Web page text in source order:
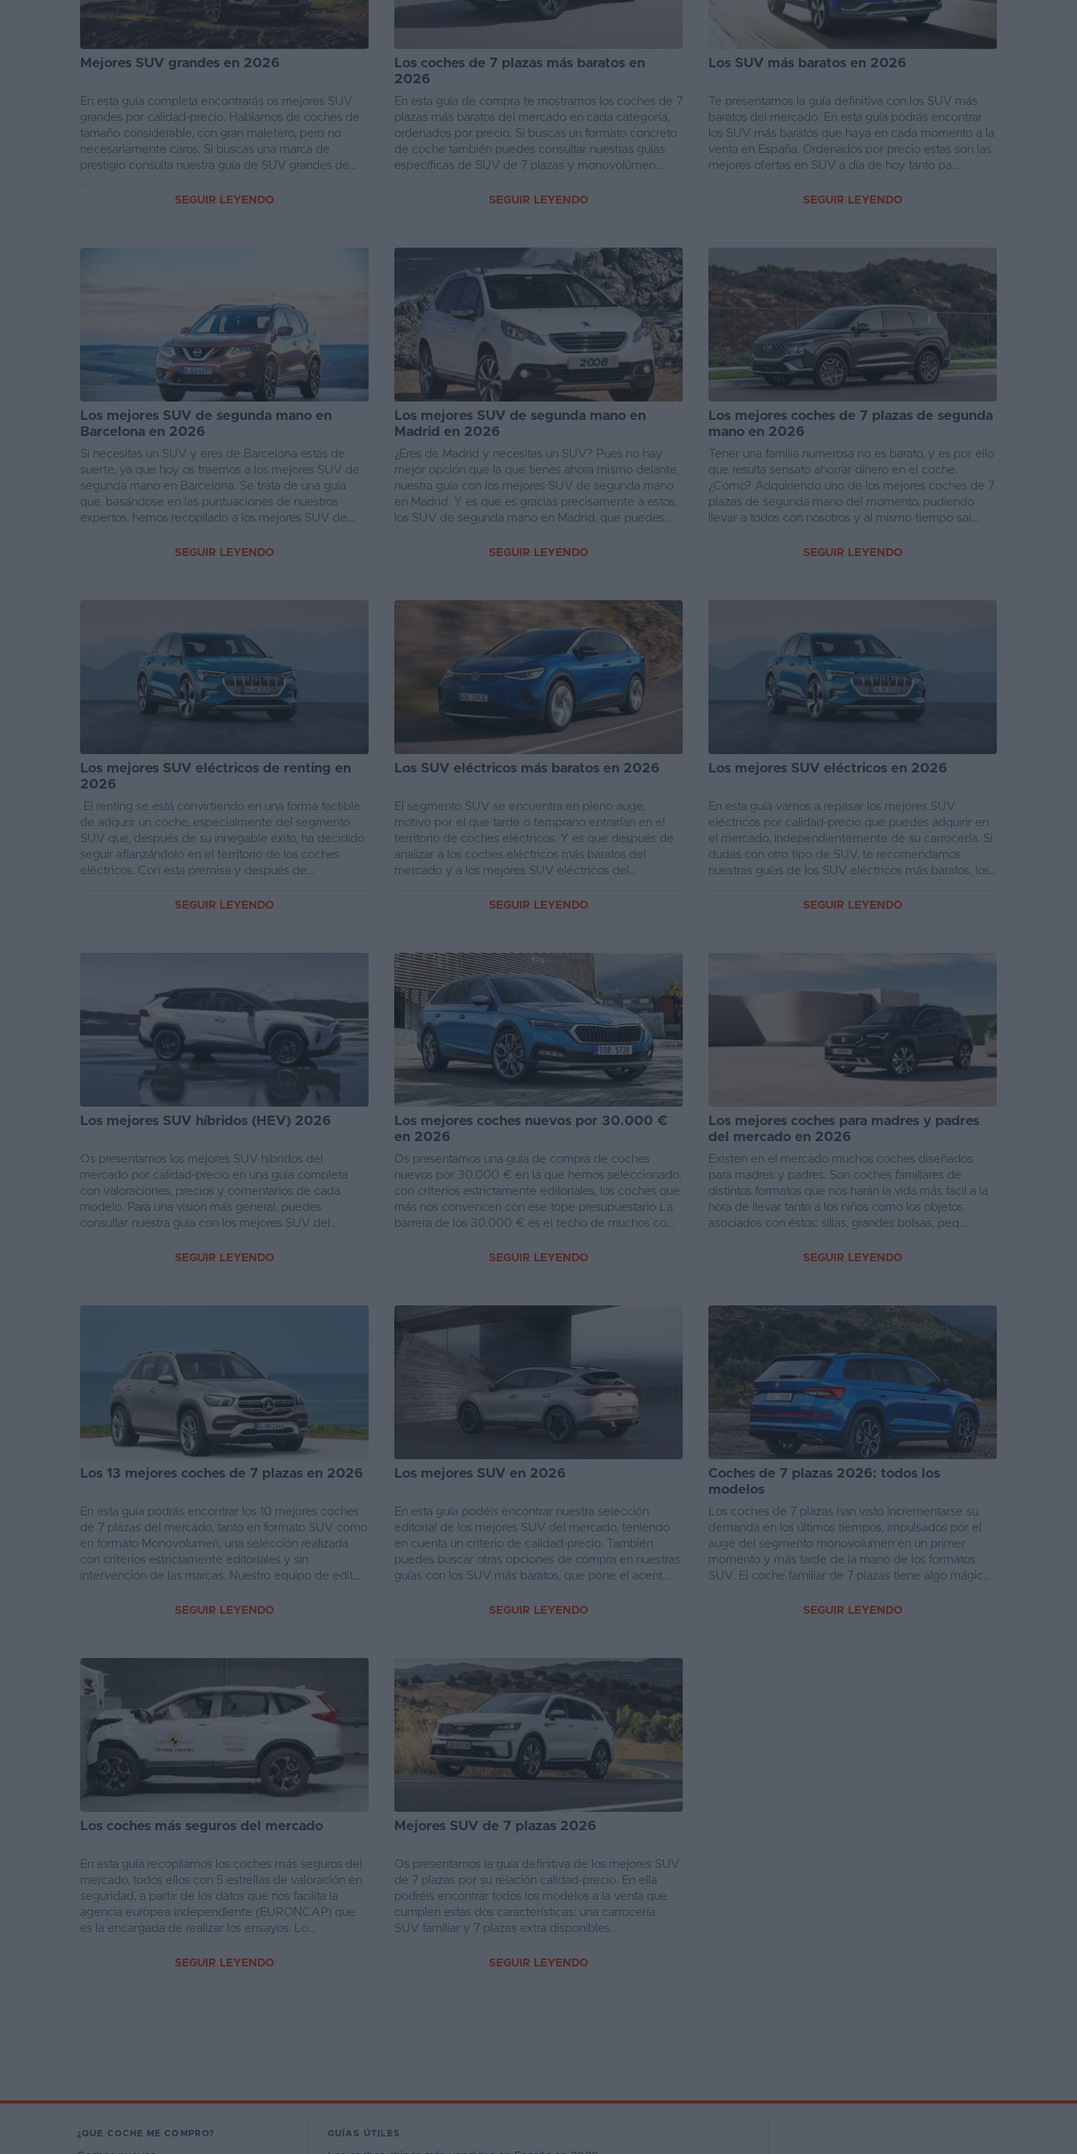
Concesionarios
Mejores SUV grandes en 2026
En esta guía completa encontrarás os mejores SUV
grandes por calidad-precio. Hablamos de coches de
tamaño considerable, con gran maletero, pero no
necesariamente caros. Si buscas una marca de
prestigio consulta nuestra guía de SUV grandes de
SEGUIR LEYENDO
Los coches de 7 plazas más baratos en
2026
En esta guía de compra te mostramos los coches de 7
plazas más baratos del mercado en cada categoría,
ordenados por precio. Si buscas un formato concreto
de coche también puedes consultar nuestras guías
específicas de SUV de 7 plazas y monovolúmen...
SEGUIR LEYENDO
Los SUV más baratos en 2026
Te presentamos la guía definitiva con los SUV más
baratos del mercado. En esta guía podrás encontrar
los SUV más baratos que haya en cada momento a la
venta en España. Ordenados por precio estas son las
mejores ofertas en SUV a día de hoy tanto pa...
SEGUIR LEYENDO
Los mejores SUV de segunda mano en
Barcelona en 2026
Si necesitas un SUV y eres de Barcelona estás de
suerte, ya que hoy os traemos a los mejores SUV de
segunda mano en Barcelona. Se trata de una guía
que, basándose en las puntuaciones de nuestros
expertos, hemos recopilado a los mejores SUV de
SEGUIR LEYENDO
Los mejores SUV de segunda mano en
Madrid en 2026
¿Eres de Madrid y necesitas un SUV? Pues no hay
mejor opción que la que tienes ahora mismo delante,
nuestra guía con los mejores SUV de segunda mano
en Madrid. Y es que es gracias precisamente a estos,
los SUV de segunda mano en Madrid, que puedes...
SEGUIR LEYENDO
Los mejores coches de 7 plazas de segunda
mano en 2026
Tener una familia numerosa no es barato, y es por ello
que resulta sensato ahorrar dinero en el coche.
¿Cómo? Adquiriendo uno de los mejores coches de 7
plazas de segunda mano del momento, pudiendo
llevar a todos con nosotros y al mismo tiempo sal...
SEGUIR LEYENDO
Los mejores SUV eléctricos de renting en
2026
El renting se está convirtiendo en una forma factible
de adqurir un coche, especialmente del segmento
SUV que, después de su innegable éxito, ha decidido
seguir afianzándolo en el territorio de los coches
eléctricos. Con esta premisa y después de...
SEGUIR LEYENDO
Los SUV eléctricos más baratos en 2026
El segmento SUV se encuentra en pleno auge,
motivo por el que tarde o temprano entrarían en el
territorio de coches eléctricos. Y es que después de
analizar a los coches eléctricos más baratos del
mercado y a los mejores SUV eléctricos del
SEGUIR LEYENDO
Los mejores SUV eléctricos en 2026
En esta guía vamos a repasar los mejores SUV
eléctricos por calidad-precio que puedes adquirir en
el mercado, independientemente de su carrocería. Si
dudas con otro tipo de SUV, te recomendamos
nuestras guías de los SUV eléctricos más baratos, los...
SEGUIR LEYENDO
Los mejores SUV híbridos (HEV) 2026
Os presentamos los mejores SUV híbridos del
mercado por calidad-precio en una guía completa
con valoraciones, precios y comentarios de cada
modelo. Para una visión más general, puedes
consultar nuestra guía con los mejores SUV del
SEGUIR LEYENDO
Los mejores coches nuevos por 30.000 €
en 2026
Os presentamos una guía de compra de coches
nuevos por 30.000 € en la que hemos seleccionado,
con criterios estrictamente editoriales, los coches que
más nos convencen con ese tope presupuestario La
barrera de los 30.000 € es el techo de muchos co...
SEGUIR LEYENDO
Los mejores coches para madres y padres
del mercado en 2026
Existen en el mercado muchos coches diseñados
para madres y padres. Son coches familiares de
distintos formatos que nos harán la vida más fácil a la
hora de llevar tanto a los niños como los objetos
asociados con éstos: sillas, grandes bolsas, peq...
SEGUIR LEYENDO
Los 13 mejores coches de 7 plazas en 2026
En esta guía podrás encontrar los 10 mejores coches
de 7 plazas del mercado, tanto en formato SUV como
en formato Monovolumen, una selección realizada
con criterios estrictamente editoriales y sin
intervención de las marcas. Nuestro equipo de edit...
SEGUIR LEYENDO
Los mejores SUV en 2026
En esta guía podéis encontrar nuestra selección
editorial de los mejores SUV del mercado, teniendo
en cuenta un criterio de calidad-precio. También
puedes buscar otras opciones de compra en nuestras
guías con los SUV más baratos, que pone el acent...
SEGUIR LEYENDO
Coches de 7 plazas 2026: todos los
modelos
Los coches de 7 plazas han visto incrementarse su
demanda en los últimos tiempos, impulsados por el
auge del segmento monovolumen en un primer
momento y más tarde de la mano de los formatos
SUV. El coche familiar de 7 plazas tiene algo mágico
SEGUIR LEYENDO
Los coches más seguros del mercado
En esta guía recopilamos los coches más seguros del
mercado, todos ellos con 5 estrellas de valoración en
seguridad, a partir de los datos que nos facilita la
agencia europea independiente (EURONCAP) que
es la encargada de realizar los ensayos. Lo...
SEGUIR LEYENDO
Mejores SUV de 7 plazas 2026
Os presentamos la guía definitiva de los mejores SUV
de 7 plazas por su relación calidad-precio. En ella
podréis encontrar todos los modelos a la venta que
cumplen estas dos características: una carrocería
SUV familiar y 7 plazas extra disponibles...
SEGUIR LEYENDO
¿QUE COCHE ME COMPRO? GUÍAS ÚTILES